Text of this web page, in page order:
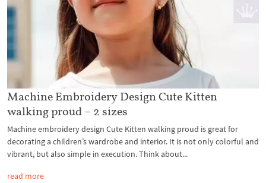
Machine Embroidery Design Cute Kitten
walking proud – 2 sizes
Machine embroidery design Cute Kitten walking proud is great for
decorating a children’s wardrobe and interior. It is not only colorful and
vibrant, but also simple in execution. Think about...
read more